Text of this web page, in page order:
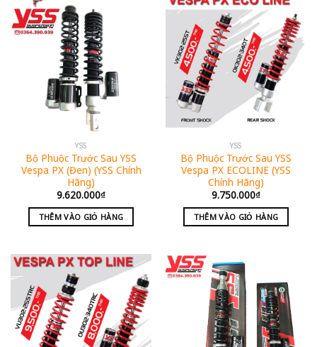
YSS
Bộ Phuộc Trước Sau YSS
Vespa PX (Đen) (YSS Chính
Hãng)
9.620.000₫
THÊM VÀO GIỎ HÀNG
YSS
Bộ Phuộc Trước Sau YSS
Vespa PX ECOLINE (YSS
Chính Hãng)
9.750.000₫
THÊM VÀO GIỎ HÀNG